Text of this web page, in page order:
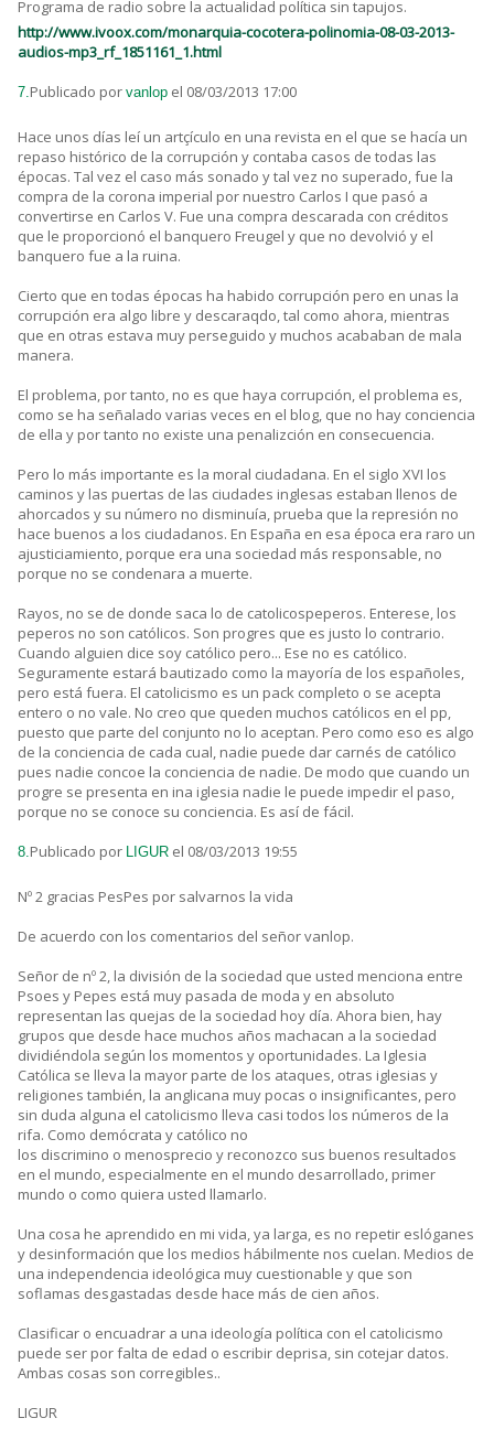
Programa de radio sobre la actualidad política sin tapujos.
http://www.ivoox.com/monarquia-cocotera-polinomia-08-03-2013-
audios-mp3_rf_1851161_1.html
7.Publicado por vanlop el 08/03/2013 17:00
Hace unos días leí un artçículo en una revista en el que se hacía un
repaso histórico de la corrupción y contaba casos de todas las
épocas. Tal vez el caso más sonado y tal vez no superado, fue la
compra de la corona imperial por nuestro Carlos I que pasó a
convertirse en Carlos V. Fue una compra descarada con créditos
que le proporcionó el banquero Freugel y que no devolvió y el
banquero fue a la ruina.
Cierto que en todas épocas ha habido corrupción pero en unas la
corrupción era algo libre y descaraqdo, tal como ahora, mientras
que en otras estava muy perseguido y muchos acababan de mala
manera.
El problema, por tanto, no es que haya corrupción, el problema es,
como se ha señalado varias veces en el blog, que no hay conciencia
de ella y por tanto no existe una penalizción en consecuencia.
Pero lo más importante es la moral ciudadana. En el siglo XVI los
caminos y las puertas de las ciudades inglesas estaban llenos de
ahorcados y su número no disminuía, prueba que la represión no
hace buenos a los ciudadanos. En España en esa época era raro un
ajusticiamiento, porque era una sociedad más responsable, no
porque no se condenara a muerte.
Rayos, no se de donde saca lo de catolicospeperos. Enterese, los
peperos no son católicos. Son progres que es justo lo contrario.
Cuando alguien dice soy católico pero... Ese no es católico.
Seguramente estará bautizado como la mayoría de los españoles,
pero está fuera. El catolicismo es un pack completo o se acepta
entero o no vale. No creo que queden muchos católicos en el pp,
puesto que parte del conjunto no lo aceptan. Pero como eso es algo
de la conciencia de cada cual, nadie puede dar carnés de católico
pues nadie concoe la conciencia de nadie. De modo que cuando un
progre se presenta en ina iglesia nadie le puede impedir el paso,
porque no se conoce su conciencia. Es así de fácil.
8.Publicado por LIGUR el 08/03/2013 19:55
Nº 2 gracias PesPes por salvarnos la vida
De acuerdo con los comentarios del señor vanlop.
Señor de nº 2, la división de la sociedad que usted menciona entre
Psoes y Pepes está muy pasada de moda y en absoluto
representan las quejas de la sociedad hoy día. Ahora bien, hay
grupos que desde hace muchos años machacan a la sociedad
dividiéndola según los momentos y oportunidades. La Iglesia
Católica se lleva la mayor parte de los ataques, otras iglesias y
religiones también, la anglicana muy pocas o insignificantes, pero
sin duda alguna el catolicismo lleva casi todos los números de la
rifa. Como demócrata y católico no
los discrimino o menosprecio y reconozco sus buenos resultados
en el mundo, especialmente en el mundo desarrollado, primer
mundo o como quiera usted llamarlo.
Una cosa he aprendido en mi vida, ya larga, es no repetir eslóganes
y desinformación que los medios hábilmente nos cuelan. Medios de
una independencia ideológica muy cuestionable y que son
soflamas desgastadas desde hace más de cien años.
Clasificar o encuadrar a una ideología política con el catolicismo
puede ser por falta de edad o escribir deprisa, sin cotejar datos.
Ambas cosas son corregibles..
LIGUR